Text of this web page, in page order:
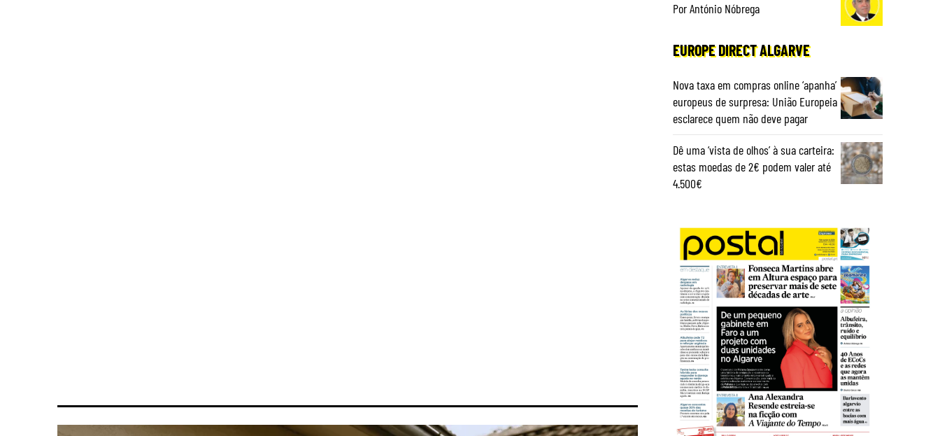
Por António Nóbrega
EUROPE DIRECT ALGARVE
Nova taxa em compras online ‘apanha’
europeus de surpresa: União Europeia
esclarece quem não deve pagar
Dê uma ‘vista de olhos’ à sua carteira:
estas moedas de 2€ podem valer até
4.500€